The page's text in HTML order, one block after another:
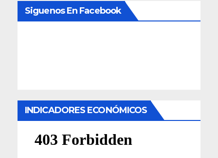
Siguenos En Facebook
INDICADORES ECONÓMICOS